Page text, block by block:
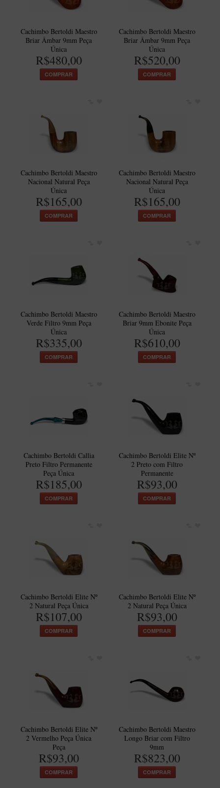
Suporte Retangular
CACHIMBOS ARTESANAIS BRASILEIROS
Cachimbos com Anel
Cachimbos Mini
Giovanni Encerado
Itália Encerado
Maestro Nacional
Maestro Nacional Encerado
Caboclo - 7 Voltas
Cachimbeco
Churchwarden
Luiggi
Mouton
New Rose Polido
Encerado
Hobby
Speciale
Barolo
CACHIMBOS ARTESANAIS DE BRIAR ITALIANO
Maestro – Briar Italiano
Churchwarden – Briar Italiano
Jateado
Maestro Compacto – Briar Italiano
Cachimbos
Limpadores para Cachimbo
Isqueiros
Cachimbo Bertoldi Maestro
Briar Âmbar 9mm Peça
Única
R$480,00
COMPRAR
Cachimbo Bertoldi Maestro
Briar Âmbar 9mm Peça
Única
R$520,00
COMPRAR
Cachimbo Bertoldi Maestro
Nacional Natural Peça
Única
R$165,00
COMPRAR
Cachimbo Bertoldi Maestro
Nacional Natural Peça
Única
R$165,00
COMPRAR
Cachimbo Bertoldi Maestro
Verde Filtro 9mm Peça
Única
R$335,00
COMPRAR
Cachimbo Bertoldi Maestro
Briar 9mm Ebonite Peça
Única
R$610,00
COMPRAR
Cachimbo Bertoldi Callia
Preto Filtro Permanente
Peça Única
R$185,00
COMPRAR
Cachimbo Bertoldi Elite Nº
2 Preto com Filtro
Permanente
R$93,00
COMPRAR
Cachimbo Bertoldi Elite Nº
2 Natural Peça Única
R$107,00
COMPRAR
Cachimbo Bertoldi Elite Nº
2 Natural Peça Única
R$93,00
COMPRAR
Cachimbo Bertoldi Elite Nº
2 Vermelho Peça Única
Peça
R$93,00
COMPRAR
Cachimbo Bertoldi Maestro
Longo Briar com Filtro
9mm
R$823,00
COMPRAR